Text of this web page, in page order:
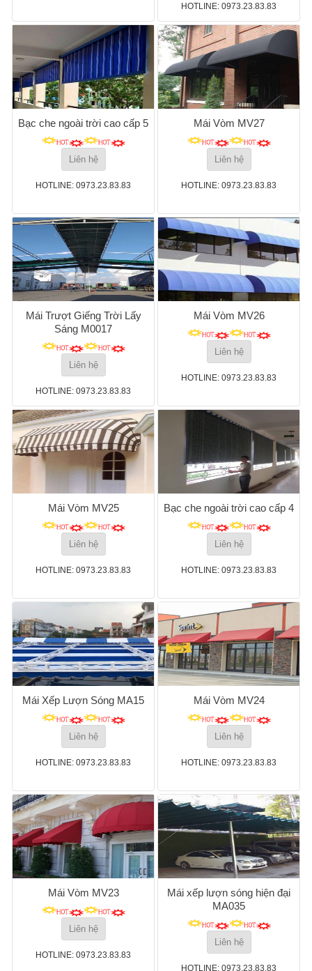
HOTLINE: 0973.23.83.83
Bạc che ngoài trời cao cấp 5
Liên hệ
HOTLINE: 0973.23.83.83
Mái Vòm MV27
Liên hệ
HOTLINE: 0973.23.83.83
Mái Trượt Giếng Trời Lấy
Sáng M0017
Liên hệ
HOTLINE: 0973.23.83.83
Mái Vòm MV26
Liên hệ
HOTLINE: 0973.23.83.83
Mái Vòm MV25
Liên hệ
HOTLINE: 0973.23.83.83
Bạc che ngoài trời cao cấp 4
Liên hệ
HOTLINE: 0973.23.83.83
Mái Xếp Lượn Sóng MA15
Liên hệ
HOTLINE: 0973.23.83.83
Mái Vòm MV24
Liên hệ
HOTLINE: 0973.23.83.83
Mái Vòm MV23
Liên hệ
HOTLINE: 0973.23.83.83
Mái xếp lượn sóng hiện đại
MA035
Liên hệ
HOTLINE: 0973.23.83.83